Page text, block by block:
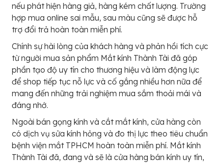
nếu phát hiện hàng giả, hàng kém chất lượng. Trường
hợp mua online sai mẫu, sau màu cũng sẽ được hỗ
trợ đổi trả hoàn toàn miễn phí.
Chính sự hài lòng của khách hàng và phản hồi tích cực
từ người mua sản phẩm Mắt kính Thành Tài đã góp
phần tạo độ uy tín cho thương hiệu và làm động lực
để shop tiếp tục nỗ lực và cố gắng nhiều hơn nữa để
mang đến những trải nghiệm mua sắm thoải mái và
đáng nhớ.
Ngoài bán gọng kính và cắt mắt kính, cửa hàng còn
có dịch vụ sửa kính hỏng và đo thị lực theo tiêu chuẩn
bệnh viện mắt TPHCM hoàn toàn miễn phí. Mắt kính
Thành Tài đã, đang và sẽ là cửa hàng bán kính uy tín,